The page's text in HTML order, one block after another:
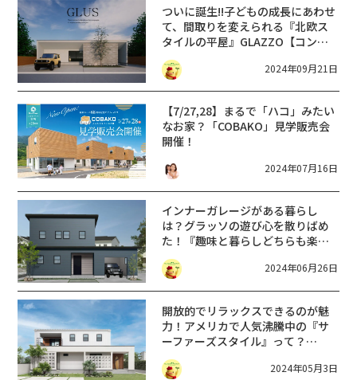
ついに誕生!!子どもの成長にあわせ
て、間取りを変えられる『北欧ス
タイルの平屋』GLAZZO【コンパ
クトハウス GLUS 新プラン】
2024年09月21日
【7/27,28】まるで「ハコ」みたい
なお家？「COBAKO」見学販売会
開催！
2024年07月16日
インナーガレージがある暮らし
は？グラッソの遊び心を散りばめ
た！『趣味と暮らしどちらも楽し
みたい』がテーマのOPEN HOUSE
誕生【近江八幡市】
2024年06月26日
開放的でリラックスできるのが魅
力！アメリカで人気沸騰中の『サ
ーファーズスタイル』って？
【NEW OPEN】GLAZZOのモデル
ハウス＠近江八幡市
2024年05月3日